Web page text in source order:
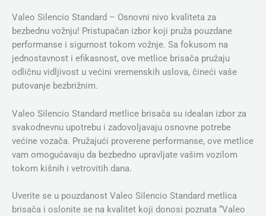
Valeo Silencio Standard – Osnovni nivo kvaliteta za
bezbednu vožnju! Pristupačan izbor koji pruža pouzdane
performanse i sigurnost tokom vožnje. Sa fokusom na
jednostavnost i efikasnost, ove metlice brisača pružaju
odličnu vidljivost u većini vremenskih uslova, čineći vaše
putovanje bezbrižnim.
Valeo Silencio Standard metlice brisača su idealan izbor za
svakodnevnu upotrebu i zadovoljavaju osnovne potrebe
većine vozača. Pružajući proverene performanse, ove metlice
vam omogućavaju da bezbedno upravljate vašim vozilom
tokom kišnih i vetrovitih dana.
Uverite se u pouzdanost Valeo Silencio Standard metlica
brisača i oslonite se na kvalitet koji donosi poznata “Valeo